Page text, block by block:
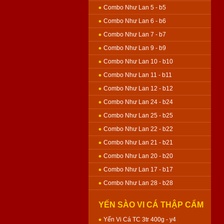
Combo Như Lan 5 - b5
Combo Như Lan 6 - b6
Combo Như Lan 7 - b7
Combo Như Lan 9 - b9
Combo Như Lan 10 - b10
Combo Như Lan 11 - b11
Combo Như Lan 12 - b12
Combo Như Lan 24 - b24
Combo Như Lan 25 - b25
Combo Như Lan 22 - b22
Combo Như Lan 21 - b21
Combo Như Lan 20 - b20
Combo Như Lan 17 - b17
Combo Như Lan 28 - b28
YẾN SÀO VI CÁ THẬP CẨM
GÀ QUAY - BÁNH NƯỚNG
Yến Vi Cá TC 3tr 400g - y4